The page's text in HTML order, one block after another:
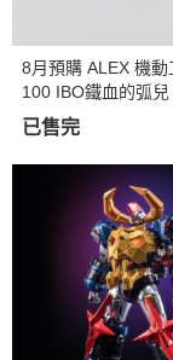
8月預購 ALEX 機
100 IBO鐵血的弧兒
五款顏色
已售完